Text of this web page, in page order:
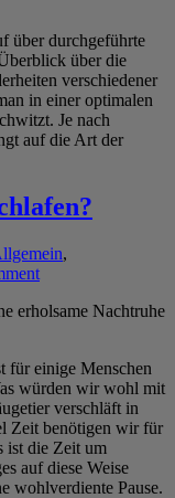
über durchgeführte
über die
verschiedener
in einer optimalen
Je nach
auf die Art der
,
erholsame Nachtruhe
für einige Menschen
würden wir wohl mit
verschläft in
Zeit benötigen wir für
ist die Zeit um
auf diese Weise
wohlverdiente Pause.